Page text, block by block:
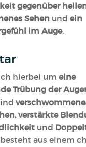
gegenüber
Sehen undein
im Auge.
hierbei umeine
Trübung der
verstärkte
und
aus einem